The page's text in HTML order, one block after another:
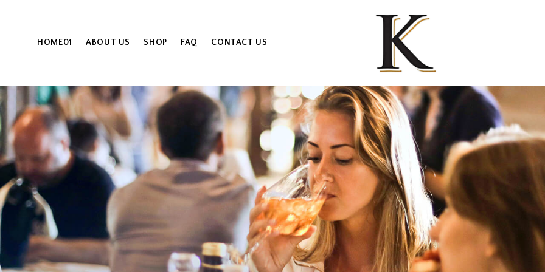
HOME01 ABOUT US SHOP FAQ CONTACT US